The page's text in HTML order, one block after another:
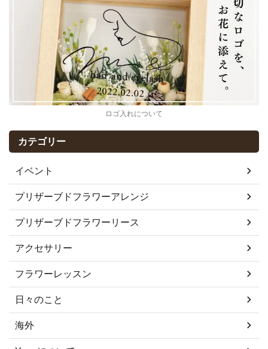
ロゴ入れについて
カテゴリー
イベント
プリザーブドフラワーアレンジ
プリザーブドフラワーリース
アクセサリー
フラワーレッスン
日々のこと
海外